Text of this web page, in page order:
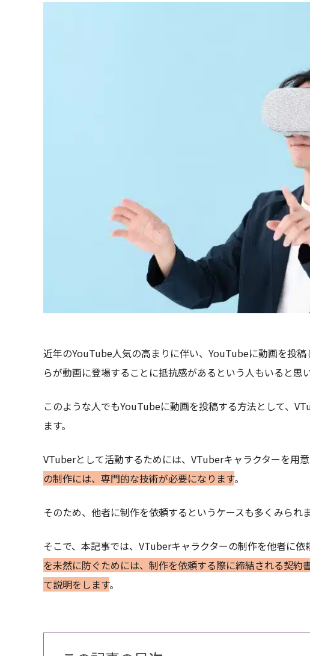
近年のYouTube人気の高まりに伴い、YouTubeに動画を投
らが動画に登場することに抵抗感があるという人もいると思い
このような人でもYouTubeに動画を投稿する方法として、
ます。
VTuberとして活動するためには、VTuberキャラクターを用意
の制作には、専門的な技術が必要になります。
そのため、他者に制作を依頼するというケースも多くみられま
そこで、本記事では、VTuberキャラクターの制作を他者に依
を未然に防ぐためには、制作を依頼する際に締結される契
て説明をします。